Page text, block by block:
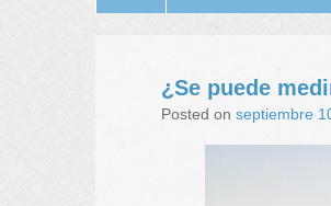
¿Se puede
Posted on septiembre